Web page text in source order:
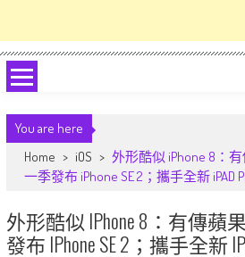
You are here
Home > iOS > 外形酷似 iPhone 8：
一季發布 iPhone SE 2；攜手全新 iPAD
外形酷似 IPhone 8：有傳蘋
發布 IPhone SE 2；攜手全新